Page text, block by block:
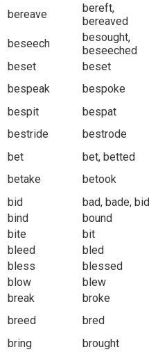
bereave
bereft,
bereaved
beseech
besought,
beseeched
beset
beset
bespeak
bespoke
bespit
bespat
bestride
bestrode
bet
bet, betted
betake
betook
bid
bad, bade, bid
bind
bound
bite
bit
bleed
bled
bless
blessed
blow
blew
break
broke
breed
bred
bring
brought